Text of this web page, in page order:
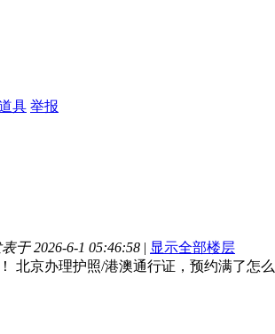
具 举报
于 2026-6-1 05:46:58 | 显示全部楼层
北京办理护照/港澳通行证，预约满了怎